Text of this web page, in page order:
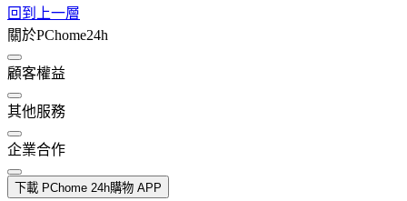
回到上一層
關於PChome24h
顧客權益
其他服務
企業合作
下載 PChome 24h購物 APP